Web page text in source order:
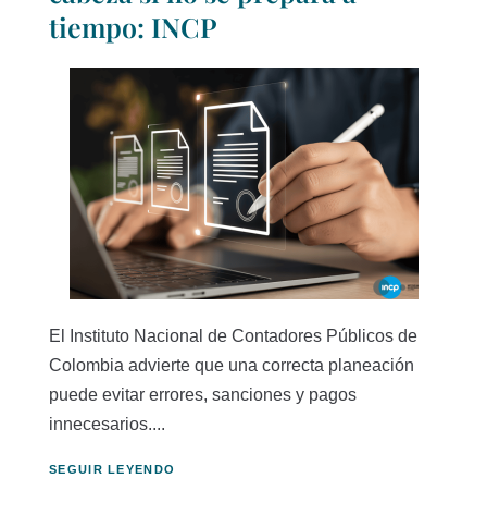
tiempo: INCP
El Instituto Nacional de Contadores Públicos de
Colombia advierte que una correcta planeación
puede evitar errores, sanciones y pagos
innecesarios....
SEGUIR LEYENDO